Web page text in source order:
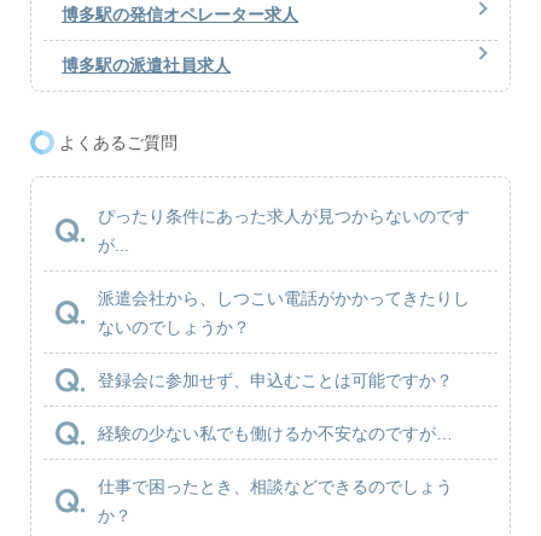
博多駅の発信オペレーター求人
博多駅の派遣社員求人
よくあるご質問
ぴったり条件にあった求人が見つからないのです
が...
派遣会社から、しつこい電話がかかってきたりし
ないのでしょうか？
登録会に参加せず、申込むことは可能ですか？
経験の少ない私でも働けるか不安なのですが…
仕事で困ったとき、相談などできるのでしょう
か？